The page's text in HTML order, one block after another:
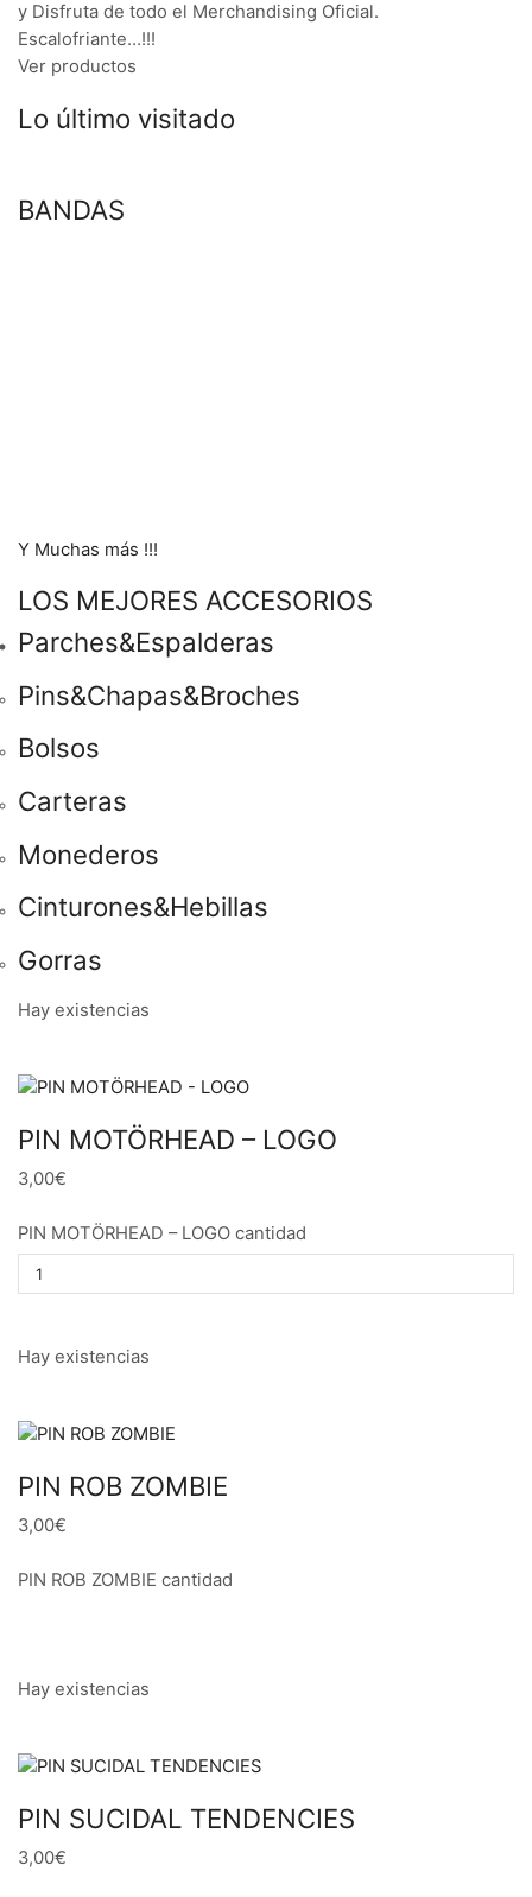
y Disfruta de todo el Merchandising Oficial.
Escalofriante…!!!
Ver productos
Lo último visitado
BANDAS
Y Muchas más !!!
LOS MEJORES ACCESORIOS
Parches&Espalderas
Pins&Chapas&Broches
Bolsos
Carteras
Monederos
Cinturones&Hebillas
Gorras
Hay existencias
PIN MOTÖRHEAD – LOGO
3,00€
PIN MOTÖRHEAD – LOGO cantidad
Hay existencias
PIN ROB ZOMBIE
3,00€
PIN ROB ZOMBIE cantidad
Hay existencias
PIN SUCIDAL TENDENCIES
3,00€